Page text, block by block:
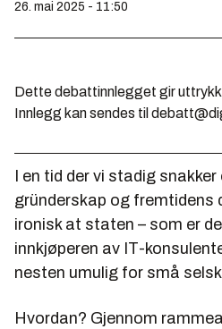
26. mai 2025 - 11:50
Dette debattinnlegget gir uttrykk
Innlegg kan sendes til
I en tid der vi stadig
gründerskap og fremtidens
ironisk at staten – som er
innkjøperen av IT-
nesten umulig for små
Hvordan? Gjennom